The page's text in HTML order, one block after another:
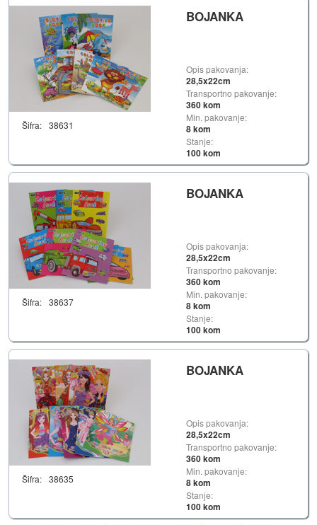
Šifra: 38631
BOJANKA
Opis pakovanja:
28,5x22cm
Transportno pakovanje:
360 kom
Min. pakovanje:
8 kom
Stanje:
100 kom
Šifra: 38637
BOJANKA
Opis pakovanja:
28,5x22cm
Transportno pakovanje:
360 kom
Min. pakovanje:
8 kom
Stanje:
100 kom
Šifra: 38635
BOJANKA
Opis pakovanja:
28,5x22cm
Transportno pakovanje:
360 kom
Min. pakovanje:
8 kom
Stanje:
100 kom